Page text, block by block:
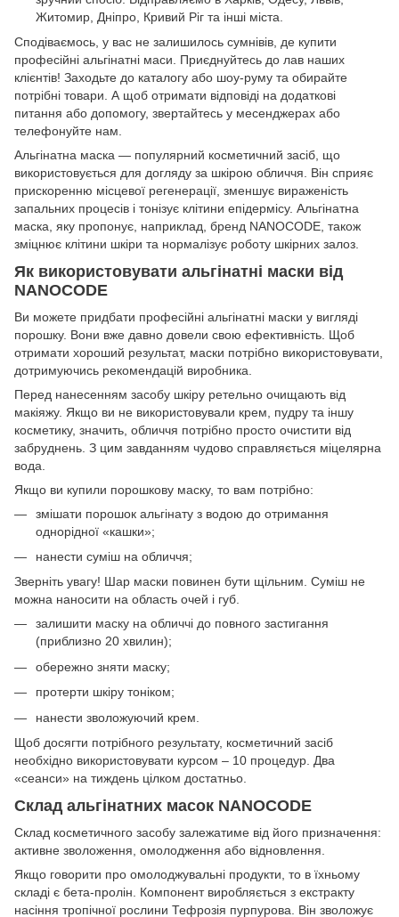
Житомир, Дніпро, Кривий Ріг та інші міста.
Сподіваємось, у вас не залишилось сумнівів, де купити
професійні альгінатні маси. Приєднуйтесь до лав наших
клієнтів! Заходьте до каталогу або шоу-руму та обирайте
потрібні товари. А щоб отримати відповіді на додаткові
питання або допомогу, звертайтесь у месенджерах або
телефонуйте нам.
Альгінатна маска — популярний косметичний засіб, що
використовується для догляду за шкірою обличчя. Він сприяє
прискоренню місцевої регенерації, зменшує вираженість
запальних процесів і тонізує клітини епідермісу. Альгінатна
маска, яку пропонує, наприклад, бренд NANOCODE, також
зміцнює клітини шкіри та нормалізує роботу шкірних залоз.
Як використовувати альгінатні маски від
NANOCODE
Ви можете придбати професійні альгінатні маски у вигляді
порошку. Вони вже давно довели свою ефективність. Щоб
отримати хороший результат, маски потрібно використовувати,
дотримуючись рекомендацій виробника.
Перед нанесенням засобу шкіру ретельно очищають від
макіяжу. Якщо ви не використовували крем, пудру та іншу
косметику, значить, обличчя потрібно просто очистити від
забруднень. З цим завданням чудово справляється міцелярна
вода.
Якщо ви купили порошкову маску, то вам потрібно:
змішати порошок альгінату з водою до отримання
однорідної «кашки»;
нанести суміш на обличчя;
Зверніть увагу! Шар маски повинен бути щільним. Суміш не
можна наносити на область очей і губ.
залишити маску на обличчі до повного застигання
(приблизно 20 хвилин);
обережно зняти маску;
протерти шкіру тоніком;
нанести зволожуючий крем.
Щоб досягти потрібного результату, косметичний засіб
необхідно використовувати курсом – 10 процедур. Два
«сеанси» на тиждень цілком достатньо.
Склад альгінатних масок NANOCODE
Склад косметичного засобу залежатиме від його призначення:
активне зволоження, омолодження або відновлення.
Якщо говорити про омолоджувальні продукти, то в їхньому
складі є бета-пролін. Компонент виробляється з екстракту
насіння тропічної рослини Тефрозія пурпурова. Він зволожує